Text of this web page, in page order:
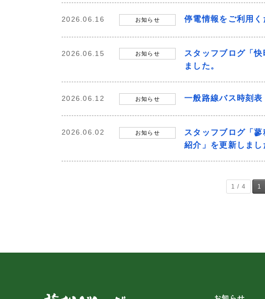
2026.06.16 お知らせ 停電情報をご利用く
2026.06.15 お知らせ
スタッフブログ「
ました。
2026.06.12 お知らせ 一般路線バス時刻表
2026.06.02 お知らせ
スタッフブログ「
紹介」を更新しまし
1 / 4 1